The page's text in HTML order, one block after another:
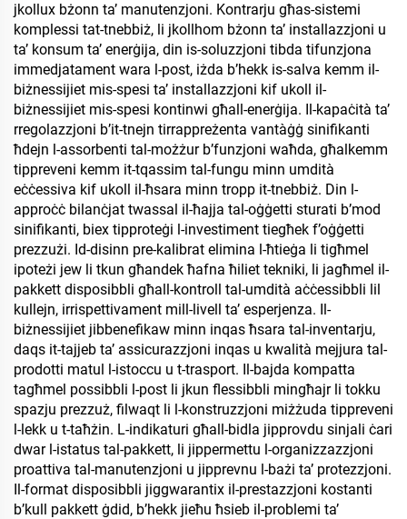
jkollux bżonn ta’ manutenzjoni. Kontrarju għas-sistemi
komplessi tat-tnebbiż, li jkollhom bżonn ta’ installazzjoni u
ta’ konsum ta’ enerġija, din is-soluzzjoni tibda tifunzjona
immedjatament wara l-post, iżda b’hekk is-salva kemm il-
biżnessijiet mis-spesi ta’ installazzjoni kif ukoll il-
biżnessijiet mis-spesi kontinwi għall-enerġija. Il-kapaċità ta’
rregolazzjoni b’it-tnejn tirrappreżenta vantàġġ sinifikanti
ħdejn l-assorbenti tal-możżur b’funzjoni waħda, għalkemm
tippreveni kemm it-tqassim tal-fungu minn umdità
eċċessiva kif ukoll il-ħsara minn tropp it-tnebbiż. Din l-
approċċ bilanċjat twassal il-ħajja tal-oġġetti sturati b’mod
sinifikanti, biex tipproteġi l-investiment tiegħek f’oġġetti
prezzużi. Id-disinn pre-kalibrat elimina l-ħtieġa li tigħmel
ipoteżi jew li tkun għandek ħafna ħiliet tekniki, li jagħmel il-
pakkett disposibbli għall-kontroll tal-umdità aċċessibbli lil
kullejn, irrispettivament mill-livell ta’ esperjenza. Il-
biżnessijiet jibbenefikaw minn inqas ħsara tal-inventarju,
daqs it-tajjeb ta’ assicurazzjoni inqas u kwalità mejjura tal-
prodotti matul l-istoccu u t-trasport. Il-bajda kompatta
tagħmel possibbli l-post li jkun flessibbli mingħajr li tokku
spazju prezzuż, filwaqt li l-konstruzzjoni miżżuda tippreveni
l-lekk u t-taħżin. L-indikaturi għall-bidla jipprovdu sinjali ċari
dwar l-istatus tal-pakkett, li jippermettu l-organizzazzjoni
proattiva tal-manutenzjoni u jipprevnu l-bażi ta’ protezzjoni.
Il-format disposibbli jiggwarantix il-prestazzjoni kostanti
b’kull pakkett ġdid, b’hekk jieħu ħsieb il-problemi ta’